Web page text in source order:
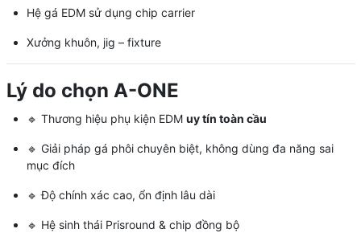
Hệ gá EDM sử dụng chip carrier
Xưởng khuôn, jig – fixture
Lý do chọn A-ONE
🔹 Thương hiệu phụ kiện EDM uy tín toàn cầu
🔹 Giải pháp gá phôi chuyên biệt, không dùng đa năng sai
mục đích
🔹 Độ chính xác cao, ổn định lâu dài
🔹 Hệ sinh thái Prisround & chip đồng bộ